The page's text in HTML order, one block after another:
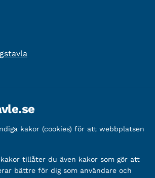
212000-2338
5888-2333
kakor (cookies) för att webbplatsen
tillåter du även kakor som gör att
bättre för dig som användare och